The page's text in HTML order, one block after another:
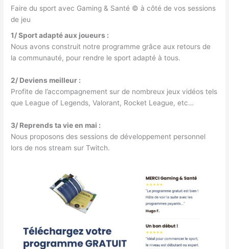
Faire du sport avec Gaming & Santé © à côté de vos sessions
de jeu
1/ Sport adapté aux joueurs :
Nous avons construit notre programme grâce aux retours de
la communauté, pour rendre le sport adapté à tous.
2/ Deviens meilleur :
Profite de l’accompagnement sur de nombreux jeux vidéos tels
que League of Legends, Valorant, Rocket League, etc…
3/ Reprends ta vie en mai :
Nous proposons des sessions de développement personnel
lors de nos stream sur Twitch.